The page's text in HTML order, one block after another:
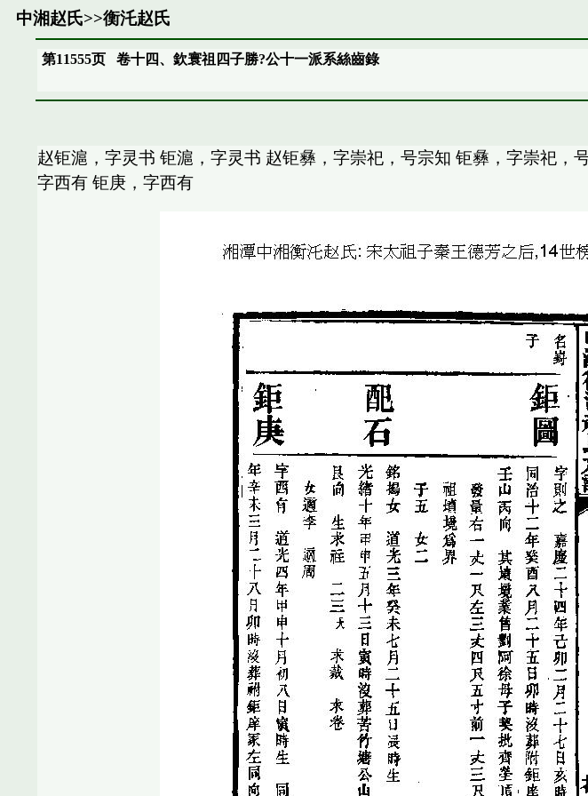
中湘赵氏>>衡汑赵氏
第11555页卷十四、欽寰祖四子勝?公十一派系絲齒錄
赵钜滬，字灵书 钜滬，字灵书 赵钜彝，字崇祀，号宗知 钜彝，字崇祀，
字西有 钜庚，字西有